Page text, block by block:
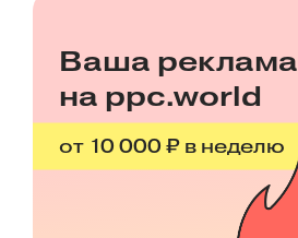
Ваша реклама
на ppc.world
от 10 000 ₽ в неделю